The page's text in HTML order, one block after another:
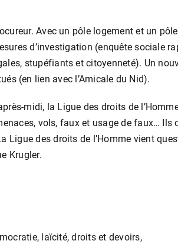
Avec un pôle logement et un
d’investigation (enquête sociale
stupéfiants et citoyenneté). Un
(en lien avec l’Amicale du Nid).
midi, la Ligue des droits de
vols, faux et usage de faux… Ils
Ligue des droits de l’Homme vient
Krugler.
laïcité, droits et devoirs,